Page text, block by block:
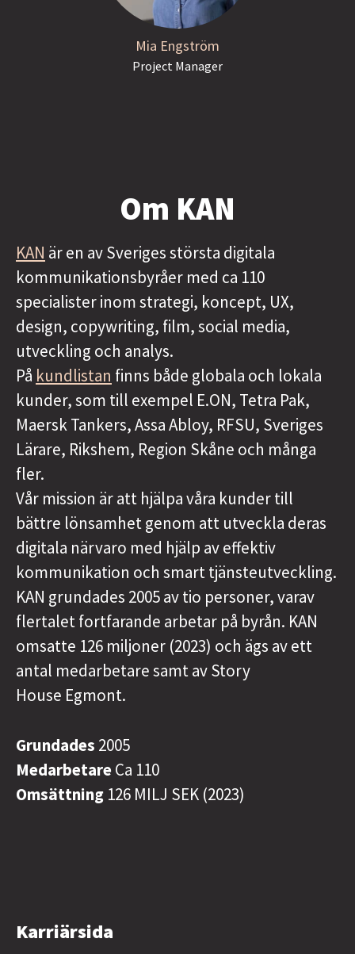
Mia Engström
Project Manager
Om KAN
KAN är en av Sveriges största digitala
kommunikationsbyråer med ca 110
specialister inom strategi, koncept, UX,
design, copywriting, film, social media,
utveckling och analys.
På kundlistan finns både globala och lokala
kunder, som till exempel E.ON, Tetra Pak,
Maersk Tankers, Assa Abloy, RFSU, Sveriges
Lärare, Rikshem, Region Skåne och många
fler.
Vår mission är att hjälpa våra kunder till
bättre lönsamhet genom att utveckla deras
digitala närvaro med hjälp av effektiv
kommunikation och smart tjänsteutveckling.
KAN grundades 2005 av tio personer, varav
flertalet fortfarande arbetar på byrån. KAN
omsatte 126 miljoner (2023) och ägs av ett
antal medarbetare samt av Story
House Egmont.
Grundades 2005
MedarbetareCa 110
Omsättning 126 MILJ SEK (2023)
Karriärsida